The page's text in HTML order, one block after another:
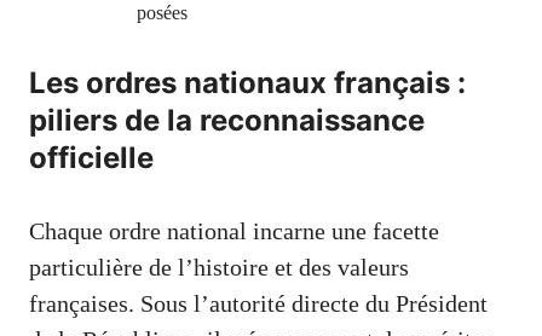
posées
Les ordres nationaux français :
piliers de la reconnaissance
officielle
Chaque ordre national incarne une facette
particulière de l’histoire et des valeurs
françaises. Sous l’autorité directe du Président